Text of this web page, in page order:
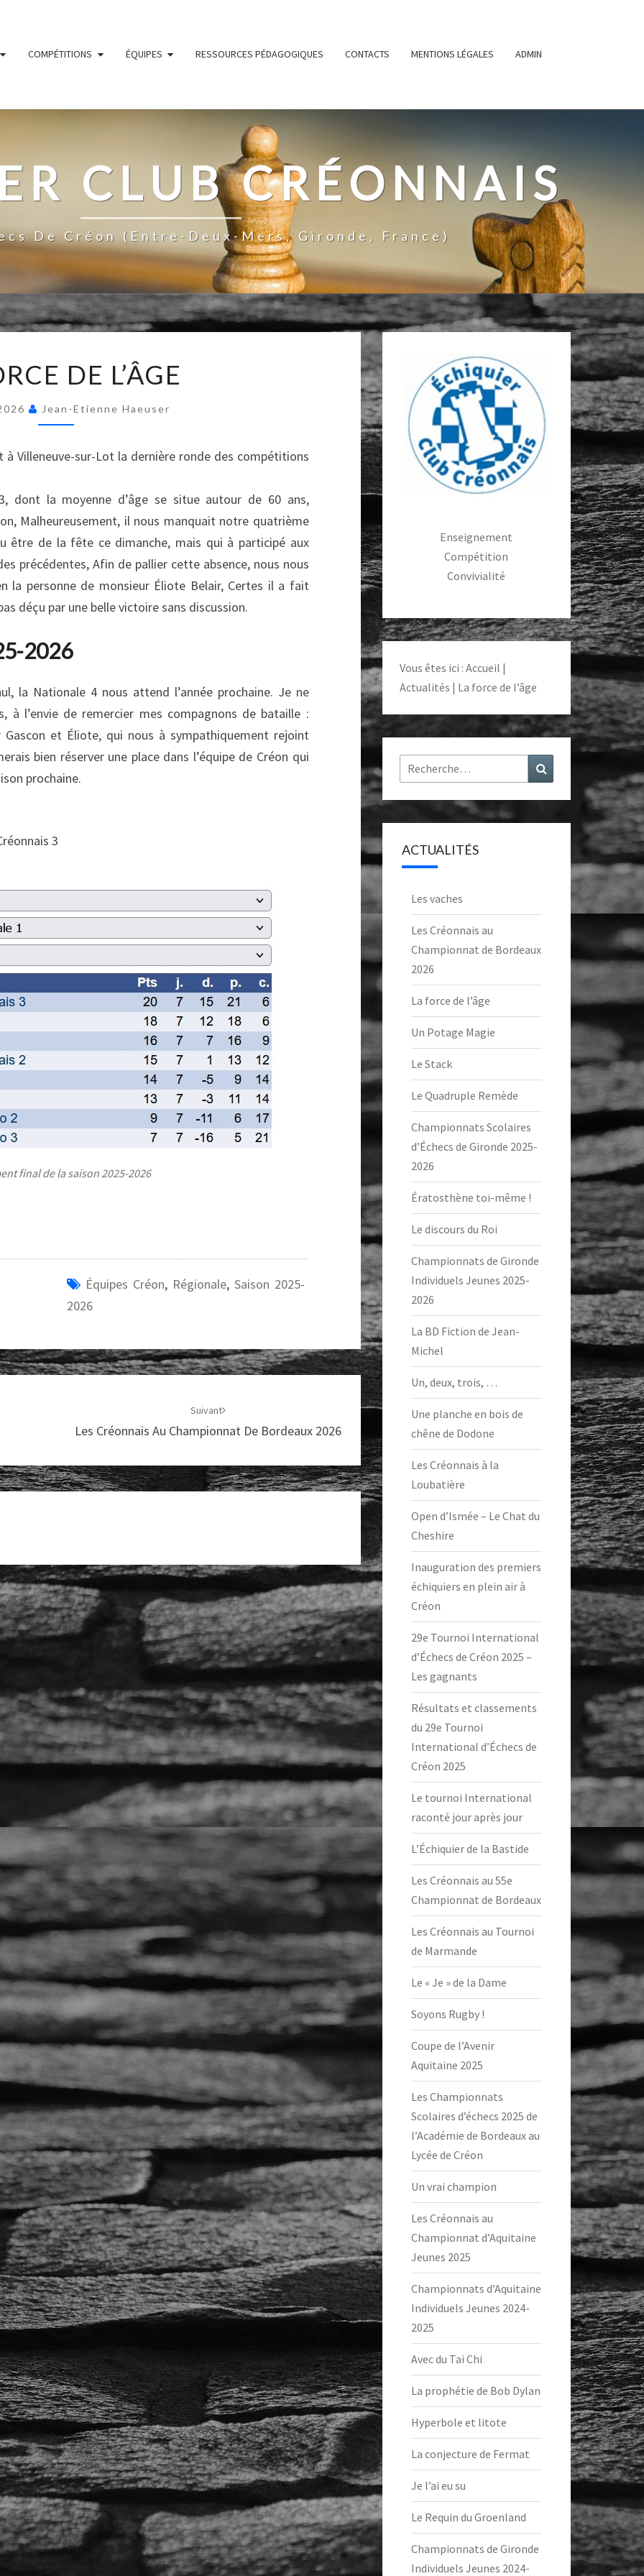
COMPÉTITIONS ÉQUIPES RESSOURCES PÉDAGOGIQUES CONTACTS MENTIONS LÉGALES ADMIN
CLUB CRÉONNAIS
De Créon (Entre-Deux-Mers, Gironde, France)
FORCE
DE L’ÂGE
Jean-Etienne Haeuser
à Villeneuve-sur-Lot la dernière ronde des compétitions
3, dont la moyenne d’âge se situe autour de 60 ans,
Malheureusement, il nous manquait notre quatrième
être de la fête ce dimanche, mais qui à participé aux
précédentes, Afin de pallier cette absence, nous nous
la personne de monsieur Éliote Belair, Certes il a fait
déçu par une belle victoire sans discussion.
2026
la Nationale 4 nous attend l’année prochaine. Je ne
à l’envie de remercier mes compagnons de bataille :
Gascon et Éliote, qui nous à sympathiquement rejoint
bien réserver une place dans l’équipe de Créon qui
prochaine.
3
final de la saison 2025-2026
Équipes Créon, Régionale, Saison 2025-
2026
Suivant
Les Créonnais Au Championnat De Bordeaux 2026
Enseignement
Compétition
Convivialité
Vous êtes ici : Accueil |
Actualités | La force de l’âge
Rechercher :
ACTUALITÉS
Les vaches
Les Créonnais au
Championnat de Bordeaux
2026
La force de l’âge
Un Potage Magie
Le Stack
Le Quadruple Remède
Championnats Scolaires
d’Échecs de Gironde 2025-
2026
Ératosthène toi-même !
Le discours du Roi
Championnats de Gironde
Individuels Jeunes 2025-
2026
La BD Fiction de Jean-
Michel
Un, deux, trois, …
Une planche en bois de
chêne de Dodone
Les Créonnais à la
Loubatière
Open d’Ismée – Le Chat du
Cheshire
Inauguration des premiers
échiquiers en plein air à
Créon
29e Tournoi International
d’Échecs de Créon 2025 –
Les gagnants
Résultats et classements
du 29e Tournoi
International d’Échecs de
Créon 2025
Le tournoi International
raconté jour après jour
L’Échiquier de la Bastide
Les Créonnais au 55e
Championnat de Bordeaux
Les Créonnais au Tournoi
de Marmande
Le « Je » de la Dame
Soyons Rugby !
Coupe de l’Avenir
Aquitaine 2025
Les Championnats
Scolaires d’échecs 2025 de
l’Académie de Bordeaux au
Lycée de Créon
Un vrai champion
Les Créonnais au
Championnat d’Aquitaine
Jeunes 2025
Championnats d’Aquitaine
Individuels Jeunes 2024-
2025
Avec du Tai Chi
La prophétie de Bob Dylan
Hyperbole et litote
La conjecture de Fermat
Je l’ai eu su
Le Requin du Groenland
Championnats de Gironde
Individuels Jeunes 2024-